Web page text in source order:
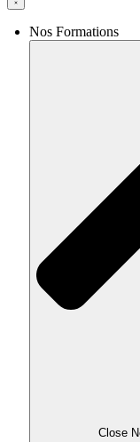
Nos Formations
Close